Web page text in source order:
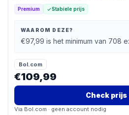
Premium Stabiele prijs
WAAROM DEZE?
€97,99 is het minimum van 708
Bol.com
€109,99
Check prijs
Via Bol.com · geen account nodig